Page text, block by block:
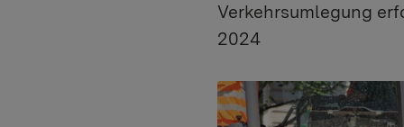
Verkehrsumlegung
2024